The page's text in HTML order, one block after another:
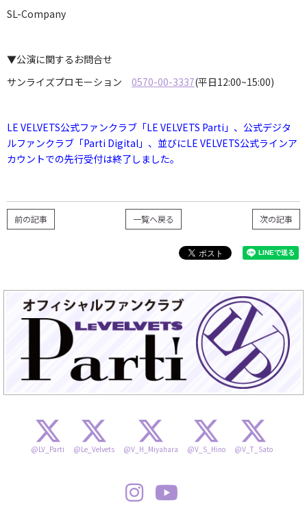
SL-Company
▼公演に関するお問合せ
サンライズプロモーション 0570-00-3337(平日12:00~15:00)
LE VELVETS公式ファンクラブ「LE VELVETS Parti」、公式デジタ
ルファンクラブ「Parti Digital」、並びにLE VELVETS公式ラインア
カウントでの先行受付は終了しました。
次の記事
一覧へ戻る
前の記事
@LV_Parti @Le_Velvets @V_H_Miyahara @V_S_Hino @V_T_Sato